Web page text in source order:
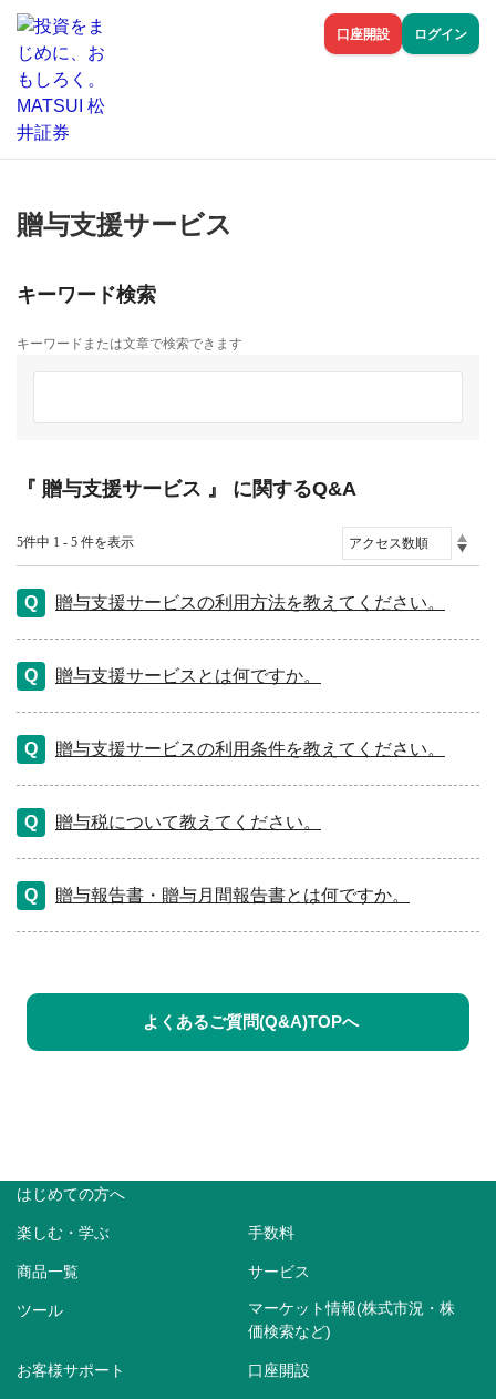
口座開設 ログイン
贈与支援サービス
キーワード検索
キーワードまたは文章で検索できます
『 贈与支援サービス 』 に関するQ&A
5件中 1 - 5 件を表示
贈与支援サービスの利用方法を教えてください。
贈与支援サービスとは何ですか。
贈与支援サービスの利用条件を教えてください。
贈与税について教えてください。
贈与報告書・贈与月間報告書とは何ですか。
よくあるご質問(Q&A)TOPへ
はじめての方へ
楽しむ・学ぶ 手数料
商品一覧 サービス
ツール
マーケット情報(株式市況・株
価検索など)
お客様サポート 口座開設